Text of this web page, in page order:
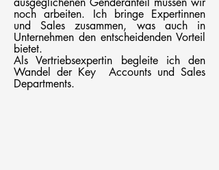
noch arbeiten. Ich bringe Expertinnen
und Sales zusammen, was auch in
Unternehmen den entscheidenden Vorteil
bietet.
Als Vertriebsexpertin begleite ich den
Wandel der Key Accounts und Sales
Departments.